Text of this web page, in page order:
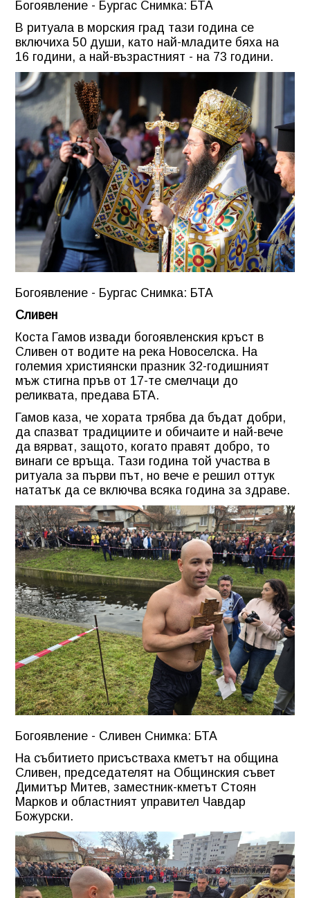
Богоявление - Бургас Снимка: БТА
В ритуала в морския град тази година се
включиха 50 души, като най-младите бяха на
16 години, а най-възрастният - на 73 години.
Богоявление - Бургас Снимка: БТА
Сливен
Коста Гамов извади богоявленския кръст в
Сливен от водите на река Новоселска. На
големия християнски празник 32-годишният
мъж стигна пръв от 17-те смелчаци до
реликвата, предава БТА.
Гамов каза, че хората трябва да бъдат добри,
да спазват традициите и обичаите и най-вече
да вярват, защото, когато правят добро, то
винаги се връща. Тази година той участва в
ритуала за първи път, но вече е решил оттук
нататък да се включва всяка година за здраве.
Богоявление - Сливен Снимка: БТА
На събитието присъстваха кметът на община
Сливен, председателят на Общинския съвет
Димитър Митев, заместник-кметът Стоян
Марков и областният управител Чавдар
Божурски.